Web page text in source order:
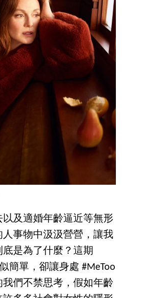
及適婚年齡逼近等無形
事物中汲汲營營，讓我
是為了什麼？這期
簡單，卻讓身處 #MeToo
們不禁思考，假如年齡